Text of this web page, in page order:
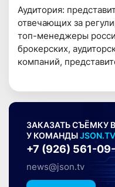
Аудитория:
отвечающих за
топ-менеджеры
брокерских,
компаний,
ЗАКАЗАТЬ СЪЁМКУ
У КОМАНДЫJSON.TV
+7 (926) 561-
news@json.tv